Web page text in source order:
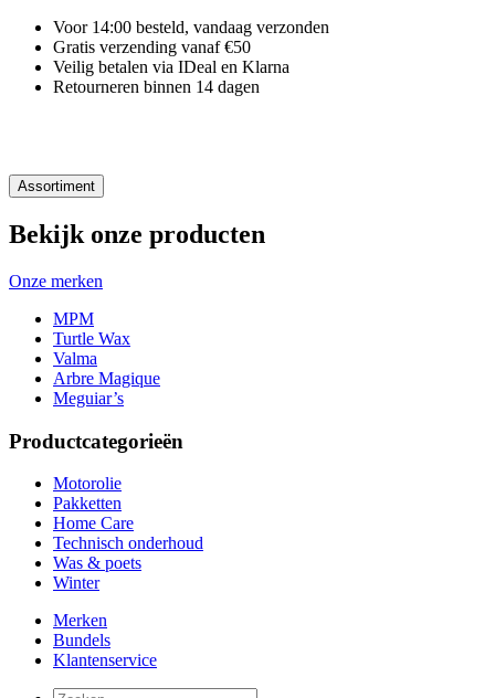
Voor 14:00 besteld, vandaag verzonden
Gratis verzending vanaf €50
Veilig betalen via IDeal en Klarna
Retourneren binnen 14 dagen
Assortiment
Bekijk onze producten
Onze merken
MPM
Turtle Wax
Valma
Arbre Magique
Meguiar’s
Productcategorieën
Motorolie
Pakketten
Home Care
Technisch onderhoud
Was & poets
Winter
Merken
Bundels
Klantenservice